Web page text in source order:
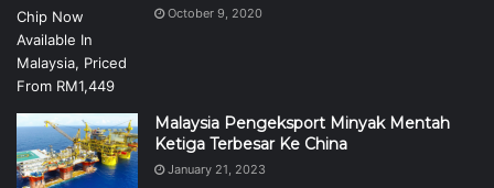
October 9, 2020
Malaysia Pengeksport Minyak Mentah
Ketiga Terbesar Ke China
January 21, 2023